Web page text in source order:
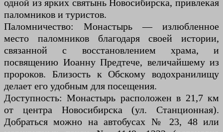
одной из ярких святынь Новосибирска, привлекая
паломников и туристов.
Паломничество: Монастырь — излюбленное
место паломников благодаря своей истории,
связанной с восстановлением храма, и
посвящению Иоанну Предтече, величайшему из
пророков. Близость к Обскому водохранилищу
делает его удобным для посещения.
Доступность: Монастырь расположен в 21,7 км
от центра Новосибирска (ул. Станционная).
Добраться можно на автобусах № 23, 48 или